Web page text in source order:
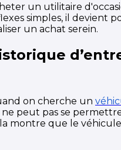
un utilitaire
simples, il devient
un achat serein.
on cherche un
peut pas se
montre que le véhicule